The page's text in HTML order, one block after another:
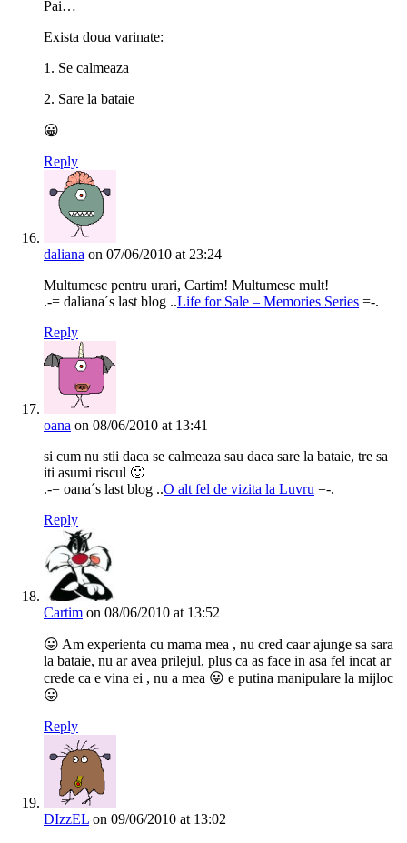
Pai…
Exista doua varinate:
1. Se calmeaza
2. Sare la bataie
😀
Reply
daliana on 07/06/2010 at 23:24
Multumesc pentru urari, Cartim! Multumesc mult!
.-= daliana´s last blog ..Life for Sale – Memories Series =-.
Reply
oana on 08/06/2010 at 13:41
si cum nu stii daca se calmeaza sau daca sare la bataie, tre sa
iti asumi riscul 🙂
.-= oana´s last blog ..O alt fel de vizita la Luvru =-.
Reply
Cartim on 08/06/2010 at 13:52
😛 Am experienta cu mama mea , nu cred caar ajunge sa sara
la bataie, nu ar avea prilejul, plus ca as face in asa fel incat ar
crede ca e vina ei , nu a mea 😛 e putina manipulare la mijloc
😛
Reply
DIzzEL on 09/06/2010 at 13:02